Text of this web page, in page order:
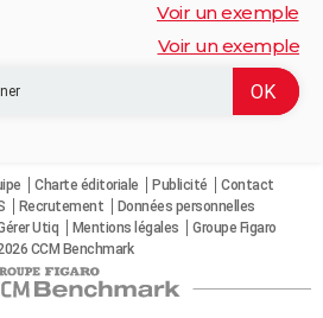
Voir un exemple
Voir un exemple
Charte éditoriale Publicité
Contact
Recrutement
Données personnelles
Utiq Mentions légales
Groupe Figaro
CCM Benchmark